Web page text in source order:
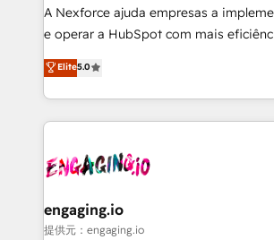
HubSpot with LinkedIn, WhatsApp,
media, and AI voice to drive pipeline. 🤖 AI Custom
prospecting, follow-ups, service triage,
knowledge retrieval—built in HubSpot. ⚡ Fast-Track
advanced optimization & adoption 📍 São Paulo, BR
• Des Moines, IA • New York, NY
A Nexforce ajuda empresas a
e operar a HubSpot com mais
previsibilidade de receita. Combinamos Revenue
Operations (RevOps) e Inteligência
estruturar processos integrar
dados e automatizar operações. O
operacional de receita conectando
Também somos distribuidores oficiais
e de mais de 150 softwares globais
Elite5.0
engaging.io
提供元：engaging.io